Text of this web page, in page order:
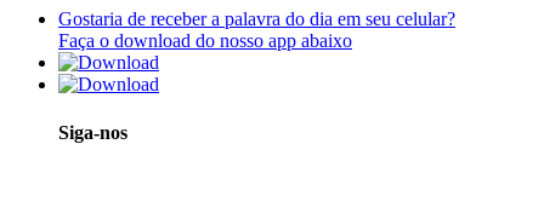
Gostaria de receber a palavra do dia em seu celular?
Faça o download do nosso app abaixo
Siga-nos